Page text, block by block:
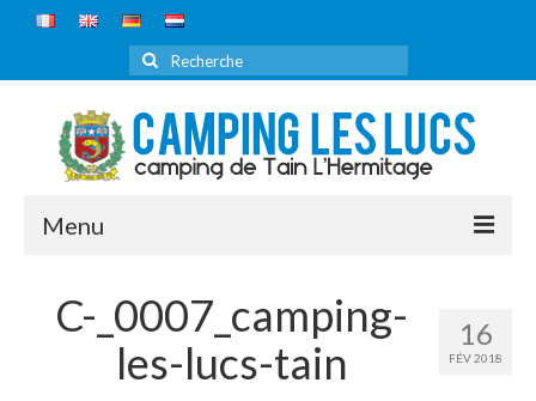
Rechercher
Menu
LE CAMPING 16
FÉV 2018
C-_0007_camping-
les-lucs-tain